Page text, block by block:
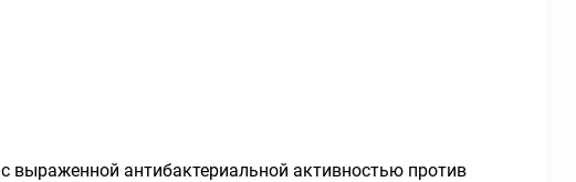
выраженной антибактериальной активностью против